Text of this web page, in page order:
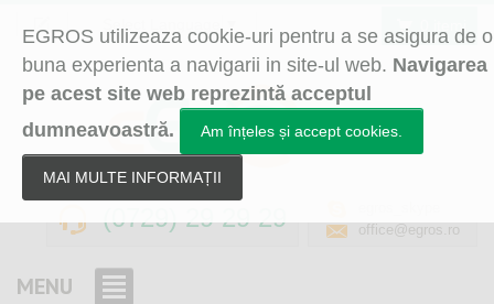
EGROS utilizeaza cookie-uri pentru a se asigura de o
buna experienta a navigarii in site-ul web. Navigarea
pe acest site web reprezintă acceptul
dumneavoastră.
Am înțeles și accept cookies.
MAI MULTE INFORMAȚII
0 itemi
office@egros.ro
(0729) 29 29 29
MENU